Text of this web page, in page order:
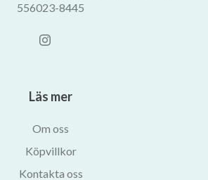
556023-8445
Läs mer
Om oss
Köpvillkor
Kontakta oss